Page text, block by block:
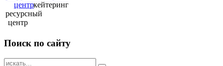
ресурсный
центр
кейтеринг
Поиск по сайту